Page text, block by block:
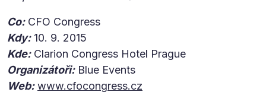
Co:CFO Congress
Kdy:10. 9. 2015
Kde:Clarion Congress Hotel Prague
Organizátoři:Blue Events
Web: www.cfocongress.cz